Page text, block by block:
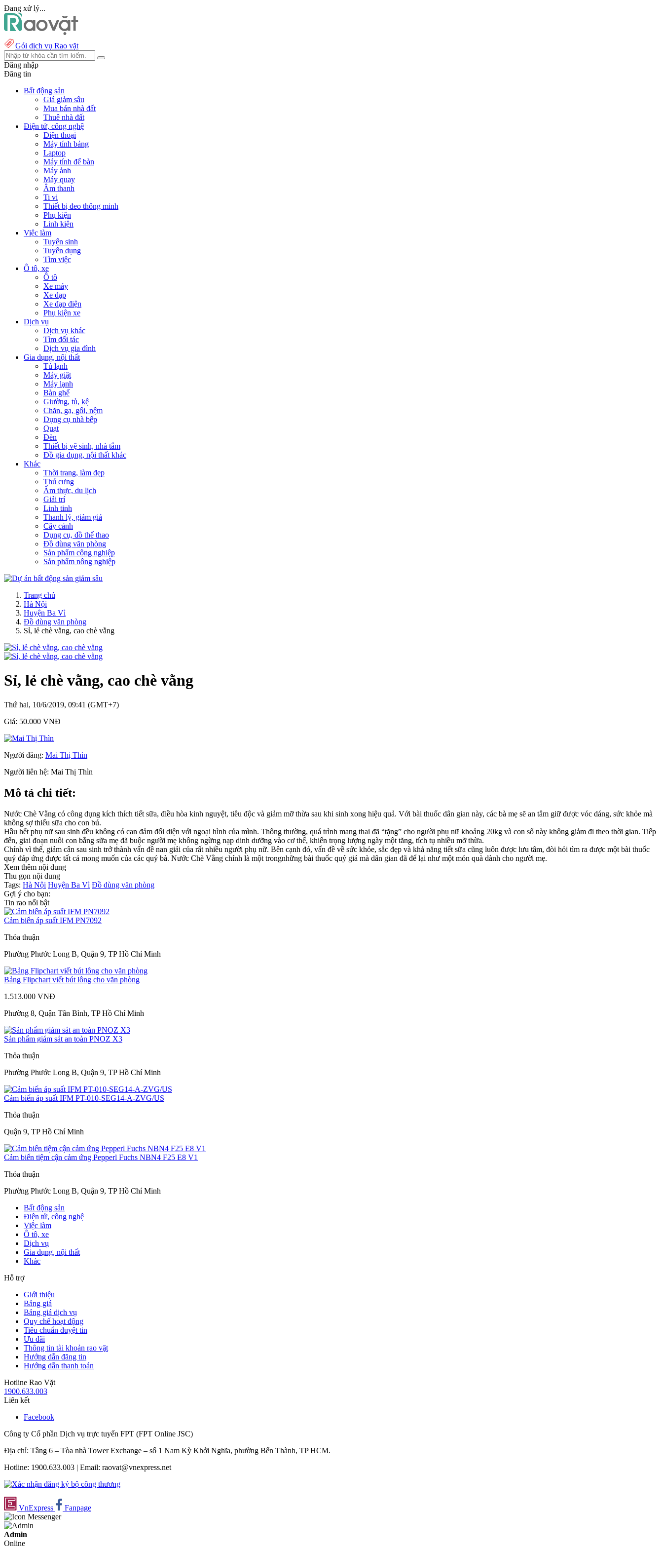
Đang xử lý...
Gói dịch vụ Rao vặt
Đăng nhập
Đăng tin
Bất động sản
Giá giảm sâu
Mua bán nhà đất
Thuê nhà đất
Điện tử, công nghệ
Điện thoại
Máy tính bảng
Laptop
Máy tính để bàn
Máy ảnh
Máy quay
Âm thanh
Ti vi
Thiết bị đeo thông minh
Phụ kiện
Linh kiện
Việc làm
Tuyển sinh
Tuyển dụng
Tìm việc
Ô tô, xe
Ô tô
Xe máy
Xe đạp
Xe đạp điện
Phụ kiện xe
Dịch vụ
Dịch vụ khác
Tìm đối tác
Dịch vụ gia đình
Gia dụng, nội thất
Tủ lạnh
Máy giặt
Máy lạnh
Bàn ghế
Giường, tủ, kệ
Chăn, ga, gối, nệm
Dụng cụ nhà bếp
Quạt
Đèn
Thiết bị vệ sinh, nhà tắm
Đồ gia dụng, nội thất khác
Khác
Thời trang, làm đẹp
Thú cưng
Ẩm thực, du lịch
Giải trí
Linh tinh
Thanh lý, giảm giá
Cây cảnh
Dụng cụ, đồ thể thao
Đồ dùng văn phòng
Sản phẩm công nghiệp
Sản phẩm nông nghiệp
Trang chủ
Hà Nội
Huyện Ba Vì
Đồ dùng văn phòng
Sỉ, lẻ chè vằng, cao chè vằng
Sỉ, lẻ chè vằng, cao chè vằng
Thứ hai, 10/6/2019, 09:41 (GMT+7)
Giá: 50.000 VNĐ
Người đăng: Mai Thị Thìn
Người liên hệ: Mai Thị Thìn
Mô tả chi tiết:
Nước Chè Vằng có công dụng kích thích tiết sữa, điều hòa kinh nguyệt, tiêu độc và giảm mỡ thừa sau khi sinh xong hiệu quả. Với bài thuốc dân gian này, các bà mẹ sẽ an tâm giữ được vóc dáng, sức khỏe mà
không sợ thiếu sữa cho con bú.
Hầu hết phụ nữ sau sinh đều không có can đảm đối diện với ngoại hình của mình. Thông thường, quá trình mang thai đã “tặng” cho người phụ nữ khoảng 20kg và con số này không giảm đi theo thời gian. Tiếp
đến, giai đoạn nuôi con bằng sữa mẹ đã buộc người mẹ không ngừng nạp dinh dưỡng vào cơ thể, khiến trọng lượng ngày một tăng, tích tụ nhiều mỡ thừa.
Chính vì thế, giảm cân sau sinh trở thành vấn đề nan giải của rất nhiều người phụ nữ. Bên cạnh đó, vấn đề về sức khỏe, sắc đẹp và khả năng tiết sữa cũng luôn được lưu tâm, đòi hỏi tìm ra được một bài thuốc
quý đáp ứng được tất cả mong muốn của các quý bà. Nước Chè Vằng chính là một trongnhững bài thuốc quý giá mà dân gian đã để lại như một món quà dành cho người mẹ.
Xem thêm nội dung
Thu gọn nội dung
Tags: Hà Nội Huyện Ba Vì Đồ dùng văn phòng
Gợi ý cho bạn:
Tin rao nổi bật
Cảm biến áp suất IFM PN7092
Thỏa thuận
Phường Phước Long B, Quận 9, TP Hồ Chí Minh
Bảng Flipchart viết bút lông cho văn phòng
1.513.000 VNĐ
Phường 8, Quận Tân Bình, TP Hồ Chí Minh
Sản phẩm giám sát an toàn PNOZ X3
Thỏa thuận
Phường Phước Long B, Quận 9, TP Hồ Chí Minh
Cảm biến áp suất IFM PT-010-SEG14-A-ZVG/US
Thỏa thuận
Quận 9, TP Hồ Chí Minh
Cảm biến tiệm cận cảm ứng Pepperl Fuchs NBN4 F25 E8 V1
Thỏa thuận
Phường Phước Long B, Quận 9, TP Hồ Chí Minh
Bất động sản
Điện tử, công nghệ
Việc làm
Ô tô, xe
Dịch vụ
Gia dụng, nội thất
Khác
Hỗ trợ
Giới thiệu
Bảng giá
Bảng giá dịch vụ
Quy chế hoạt động
Tiêu chuẩn duyệt tin
Ưu đãi
Thông tin tài khoản rao vặt
Hướng dẫn đăng tin
Hướng dẫn thanh toán
Hotline Rao Vặt
1900.633.003
Liên kết
Facebook
Công ty Cổ phần Dịch vụ trực tuyến FPT (FPT Online JSC)
Địa chỉ: Tầng 6 – Tòa nhà Tower Exchange – số 1 Nam Kỳ Khởi Nghĩa, phường Bến Thành, TP HCM.
Hotline: 1900.633.003 | Email: raovat@vnexpress.net
VnExpress Fanpage
Admin
Online